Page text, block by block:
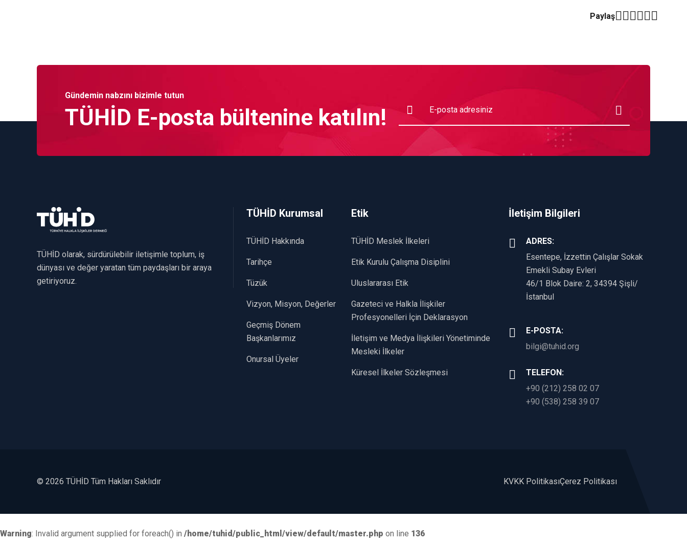
Paylaş
Gündemin nabzını bizimle tutun
TÜHİD E-posta bültenine katılın!
TÜHİD olarak, sürdürülebilir iletişimle toplum, iş
dünyası ve değer yaratan tüm paydaşları bir araya
getiriyoruz.
TÜHİD Kurumsal
TÜHİD Hakkında
Tarihçe
Tüzük
Vizyon, Misyon, Değerler
Geçmiş Dönem
Başkanlarımız
Onursal Üyeler
Etik
TÜHİD Meslek İlkeleri
Etik Kurulu Çalışma Disiplini
Uluslararası Etik
Gazeteci ve Halkla İlişkiler
Profesyonelleri İçin Deklarasyon
İletişim ve Medya İlişkileri Yönetiminde
Mesleki İlkeler
Küresel İlkeler Sözleşmesi
İletişim Bilgileri
ADRES:
Esentepe, İzzettin Çalışlar Sokak
Emekli Subay Evleri
46/1 Blok Daire: 2, 34394 Şişli/
İstanbul
E-POSTA:
bilgi@tuhid.org
TELEFON:
+90 (212) 258 02 07
+90 (538) 258 39 07
© 2026 TÜHİD Tüm Hakları Saklıdır KVKK PolitikasıÇerez Politikası
Warning: Invalid argument supplied for foreach() in /home/tuhid/public_html/view/default/master.php on line 136